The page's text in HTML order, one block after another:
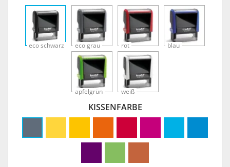
eco schwarz eco grau rot blau
apfelgrün weiß
KISSENFARBE